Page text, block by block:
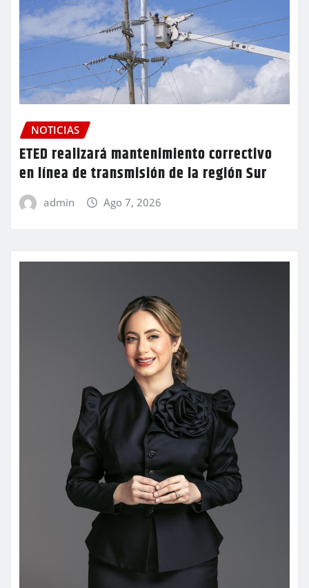
NOTICIAS
ETED realizará mantenimiento correctivo
en línea de transmisión de la región Sur
admin Ago 7, 2026